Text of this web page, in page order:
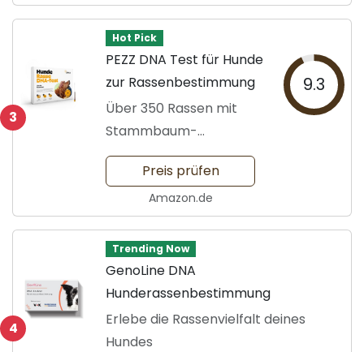
3
Hot Pick
PEZZ DNA Test für Hunde
zur Rassenbestimmung
Über 350 Rassen mit
Stammbaum-
Auswertung
9.3
Preis prüfen
Amazon.de
4
Trending Now
GenoLine DNA
Hunderassenbestimmung
Erlebe die Rassenvielfalt deines
Hundes